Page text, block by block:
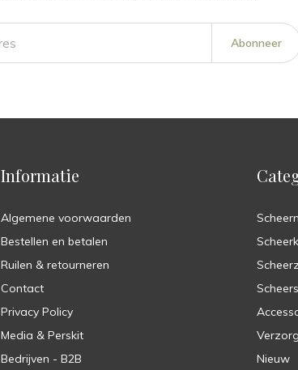
Abonneer
Informatie
Algemene voorwaarden
Bestellen en betalen
Ruilen & retourneren
Contact
Privacy Policy
Media & Perskit
Bedrijven - B2B
Nieuw